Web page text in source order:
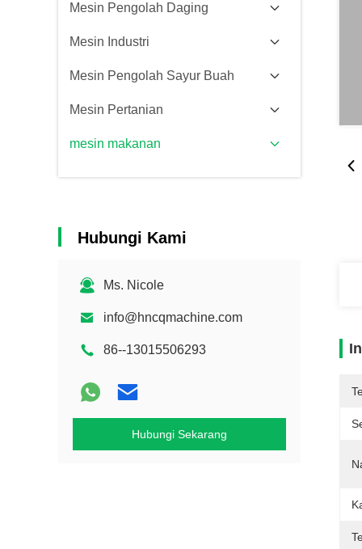
Mesin Pengolah Daging
Mesin Industri
Mesin Pengolah Sayur Buah
Mesin Pertanian
mesin makanan
Hubungi Kami
Ms. Nicole
info@hncqmachine.com
86--13015506293
Hubungi Sekarang